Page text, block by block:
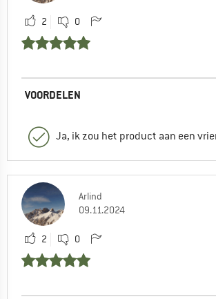
2 0
VOORDELEN
Ja, ik zou het product aan een
Arlind
09.11.2024
2 0